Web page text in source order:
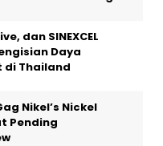
dan SINEXCEL
Daya
Thailand
Nikel’s Nickel
Pending